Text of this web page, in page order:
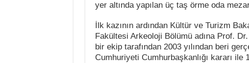
yer altında yapılan üç taş örme oda
İlk kazının ardından Kültür ve Turizm
Fakültesi Arkeoloji Bölümü adına Prof.
bir ekip tarafından 2003 yılından beri
Cumhuriyeti Cumhurbaşkanlığı kararı ile